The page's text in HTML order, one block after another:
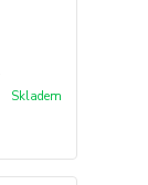
Skladem